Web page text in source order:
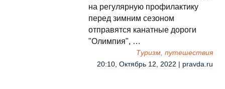
на регулярную профилактику
перед зимним сезоном
отправятся канатные дороги
"Олимпия", …
Туризм, путешествия
20:10, Октябрь 12, 2022 | pravda.ru